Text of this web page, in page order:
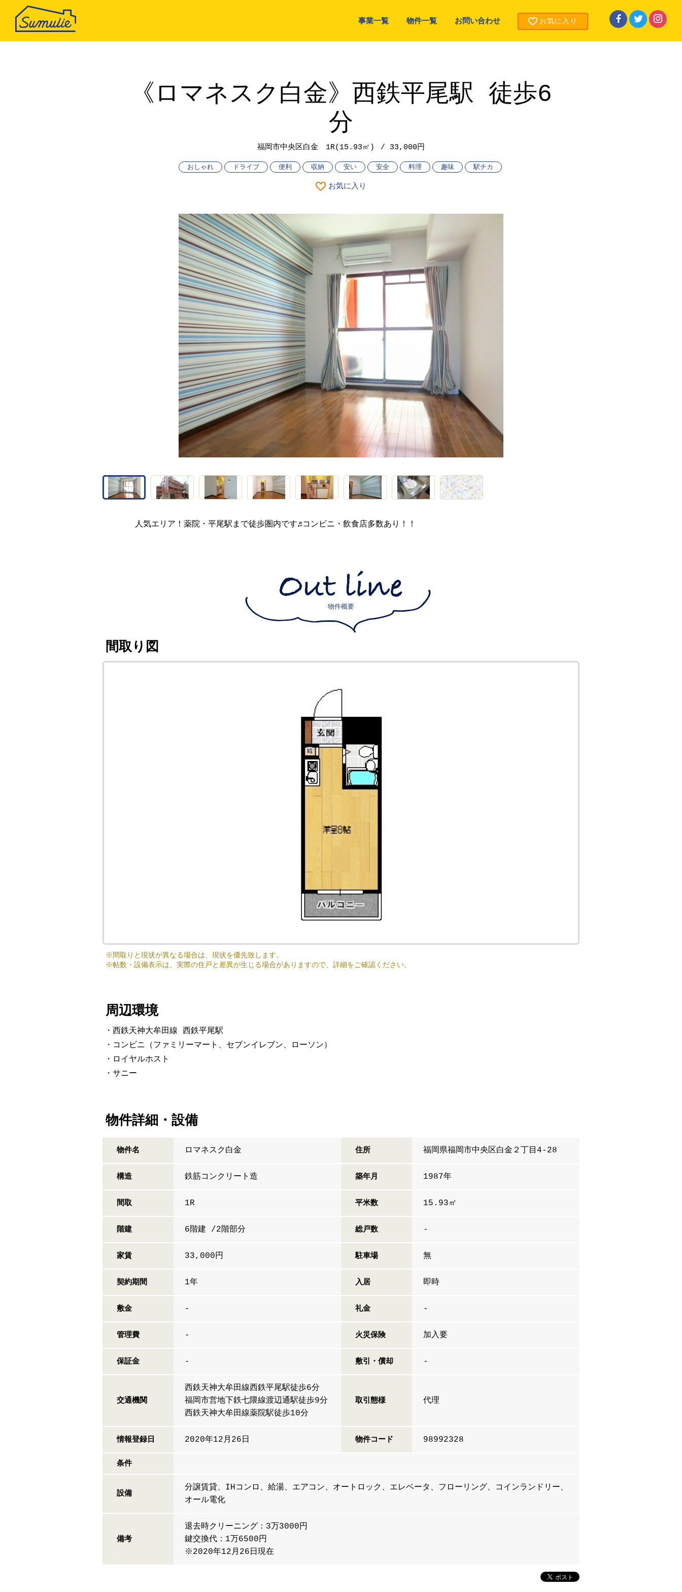
事業一覧 物件一覧 お問い合わせ お気に入り
《ロマネスク白金》西鉄平尾駅 徒歩6
分
福岡市中央区白金 1R(15.93㎡) 33,000円
おしゃれ ドライブ 便利 収納 安い 安全 料理 趣味 駅チカ
お気に入り
人気エリア！薬院・平尾駅まで徒歩圏内です♬コンビニ・飲食店多数あり！！
物件概要
間取り図
※間取りと現状が異なる場合は、現状を優先致します。
※帖数・設備表示は、実際の住戸と差異が生じる場合がありますので、詳細をご確認ください。
周辺環境
・西鉄天神大牟田線 西鉄平尾駅
・コンビニ（ファミリーマート、セブンイレブン、ローソン）
・ロイヤルホスト
・サニー
物件詳細・設備
物件名 ロマネスク白金 住所 福岡県福岡市中央区白金２丁目4-28
構造 鉄筋コンクリート造 築年月 1987年
間取 1R 平米数 15.93㎡
階建 6階建 /2階部分 総戸数 -
家賃 33,000円 駐車場 無
契約期間 1年 入居 即時
敷金 - 礼金 -
管理費 - 火災保険 加入要
保証金 - 敷引・償却 -
交通機関
西鉄天神大牟田線西鉄平尾駅徒歩6分
福岡市営地下鉄七隈線渡辺通駅徒歩9分
西鉄天神大牟田線薬院駅徒歩10分
取引態様 代理
情報登録日 2020年12月26日 物件コード 98992328
条件
設備
分譲賃貸、IHコンロ、給湯、エアコン、オートロック、エレベータ、フローリング、コインランドリー、
オール電化
備考
退去時クリーニング：3万3000円
鍵交換代：1万6500円
※2020年12月26日現在